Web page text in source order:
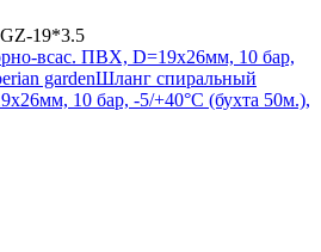
19*3.5
всас. ПВХ, D=19х26мм, 10 бар,
gardenШланг спиральный
10 бар, -5/+40°С (бухта 50м.),